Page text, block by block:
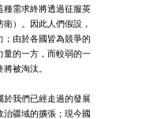
種需求終將透過征服英
）。因此人們假設，
；由於各國皆為競爭的
量的一方，而較弱的一
被淘汰。
於我們已經走過的發展
治疆域的擴張；現今國